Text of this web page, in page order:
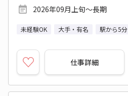
2026年09月上旬～長期
未経験OK 大手・有名 駅から5分
仕事詳細